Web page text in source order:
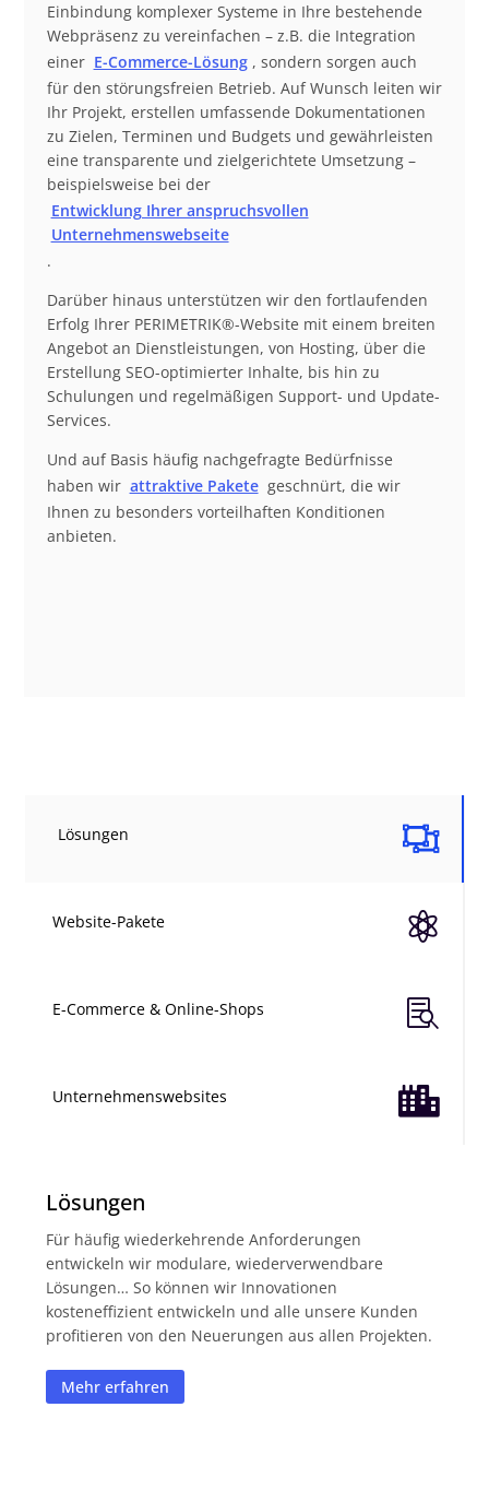
Einbindung komplexer Systeme in Ihre bestehende
Webpräsenz zu vereinfachen – z.B. die Integration
einer E-Commerce-Lösung , sondern sorgen auch
für den störungsfreien Betrieb. Auf Wunsch leiten wir
Ihr Projekt, erstellen umfassende Dokumentationen
zu Zielen, Terminen und Budgets und gewährleisten
eine transparente und zielgerichtete Umsetzung –
beispielsweise bei der
Entwicklung Ihrer anspruchsvollen
Unternehmenswebseite
.
Darüber hinaus unterstützen wir den fortlaufenden
Erfolg Ihrer PERIMETRIK®-Website mit einem breiten
Angebot an Dienstleistungen, von Hosting, über die
Erstellung SEO-optimierter Inhalte, bis hin zu
Schulungen und regelmäßigen Support- und Update-
Services.
Und auf Basis häufig nachgefragte Bedürfnisse
haben wir attraktive Pakete geschnürt, die wir
Ihnen zu besonders vorteilhaften Konditionen
anbieten.

Lösungen

Website-Pakete

E-Commerce & Online-Shops

Unternehmenswebsites
Lösungen
Für häufig wiederkehrende Anforderungen
entwickeln wir modulare, wiederverwendbare
Lösungen… So können wir Innovationen
kosteneffizient entwickeln und alle unsere Kunden
profitieren von den Neuerungen aus allen Projekten.
Mehr erfahren